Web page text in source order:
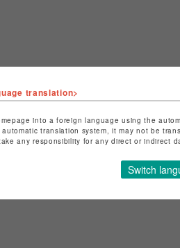
translation>
into a foreign language using the
translation system, it may not be
any responsibility for any direct or indirect
Switch